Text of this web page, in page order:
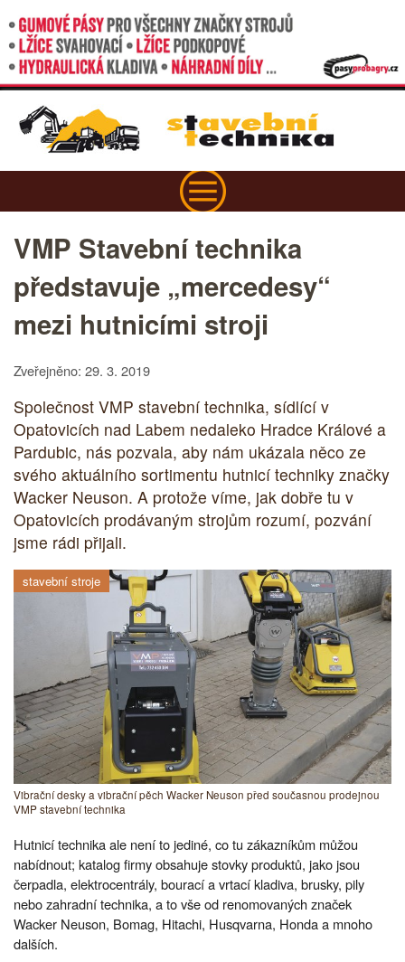
VMP Stavební technika
představuje „mercedesy“
mezi hutnicími stroji
Zveřejněno: 29. 3. 2019
Společnost VMP stavební technika, sídlící v
Opatovicích nad Labem nedaleko Hradce Králové a
Pardubic, nás pozvala, aby nám ukázala něco ze
svého aktuálního sortimentu hutnicí techniky značky
Wacker Neuson. A protože víme, jak dobře tu v
Opatovicích prodávaným strojům rozumí, pozvání
jsme rádi přijali.
stavební stroje
Vibrační desky a vibrační pěch Wacker Neuson před současnou prodejnou
VMP stavební technika
Hutnicí technika ale není to jediné, co tu zákazníkům můžou
nabídnout; katalog firmy obsahuje stovky produktů, jako jsou
čerpadla, elektrocentrály, bourací a vrtací kladiva, brusky, pily
nebo zahradní technika, a to vše od renomovaných značek
Wacker Neuson, Bomag, Hitachi, Husqvarna, Honda a mnoho
dalších.